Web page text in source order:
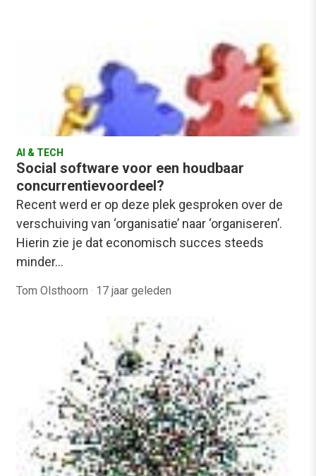
AI & TECH
Social software voor een houdbaar
concurrentievoordeel?
Recent werd er op deze plek gesproken over de
verschuiving van ‘organisatie’ naar ‘organiseren’.
Hierin zie je dat economisch succes steeds
minder…
Tom Olsthoorn · 17 jaar geleden